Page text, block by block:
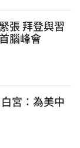
與習
腦峰會
宮：為美中